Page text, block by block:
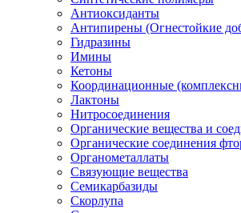
Антиоксиданты
Антипирены (Огнестойкие
Гидразины
Имины
Кетоны
Координационные
Лактоны
Нитросоединения
Органические вещества и
Органические соединения
Органометаллаты
Связующие вещества
Семикарбазиды
Скорлупа